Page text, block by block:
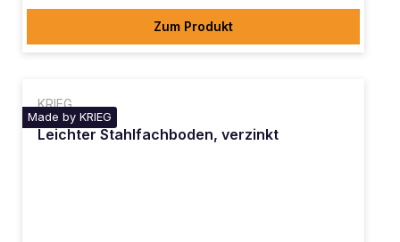
Zum Produkt
KRIEG
Made by KRIEG
Leichter Stahlfachboden, verzinkt